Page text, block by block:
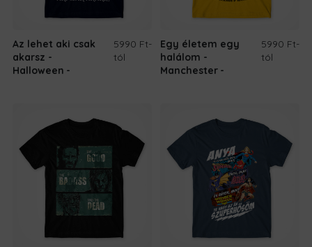
Az lehet aki csak
akarsz -
Halloween
5990 Ft-
tól
Egy életem egy
halálom -
Manchester
5990 Ft-
tól